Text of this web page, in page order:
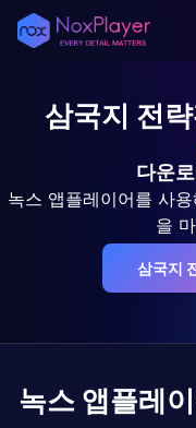
삼국지 전
다운
녹스 앱플레이어를 사
을
삼국지
녹스 앱플레